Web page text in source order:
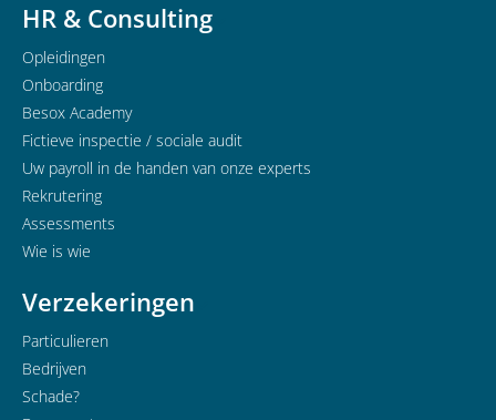
HR & Consulting
Opleidingen
Onboarding
Besox Academy
Fictieve inspectie / sociale audit
Uw payroll in de handen van onze experts
Rekrutering
Assessments
Wie is wie
Verzekeringen
Particulieren
Bedrijven
Schade?